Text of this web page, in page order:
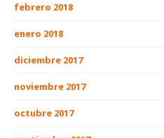
febrero 2018
enero 2018
diciembre 2017
noviembre 2017
octubre 2017